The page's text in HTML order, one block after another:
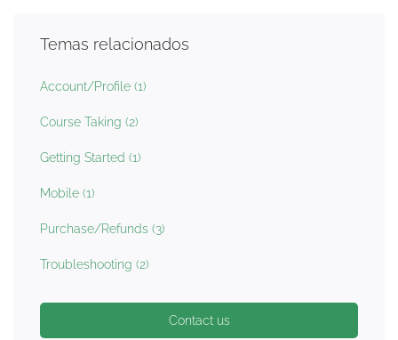
Temas relacionados
Account/Profile (1)
Course Taking (2)
Getting Started (1)
Mobile (1)
Purchase/Refunds (3)
Troubleshooting (2)
Contact us